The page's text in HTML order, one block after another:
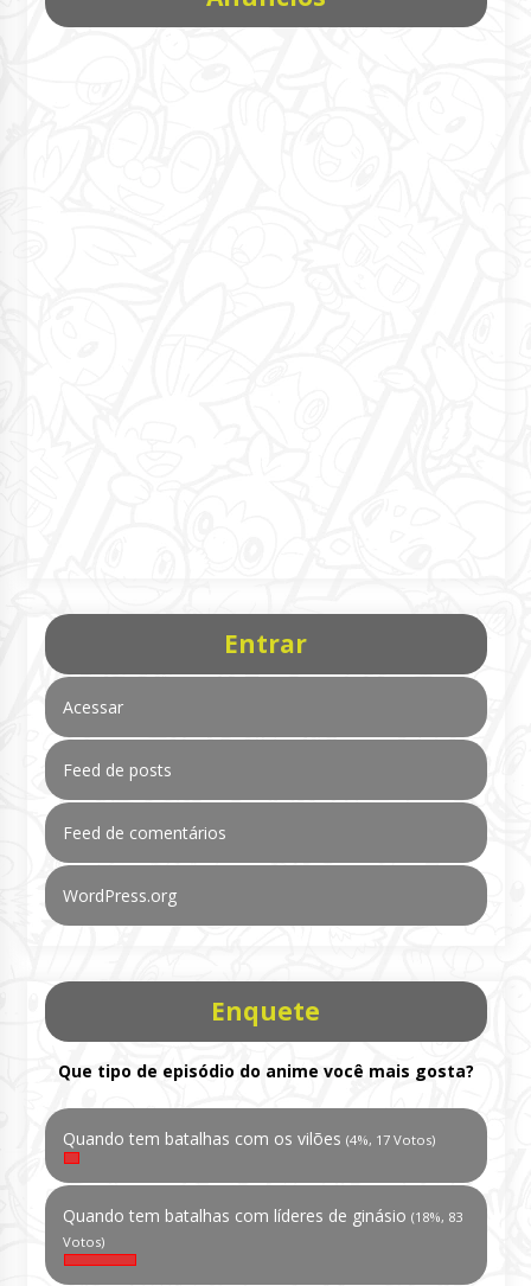
Entrar
Acessar
Feed de posts
Feed de comentários
WordPress.org
Enquete
Que tipo de episódio do anime você mais gosta?
Quando tem batalhas com os vilões (4%, 17 Votos)
Quando tem batalhas com líderes de ginásio (18%, 83
Votos)